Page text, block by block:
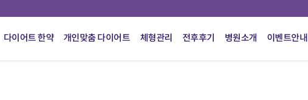
다이어트 한약 개인맞춤 다이어트 체형관리 전후후기 병원소개 이벤트안내